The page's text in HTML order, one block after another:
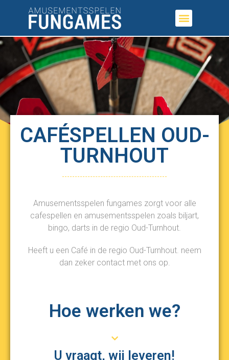
CAFÉSPELLEN OUD-
TURNHOUT
Amusementsspelen fungames zorgt voor alle
cafespellen en amusementsspelen zoals biljart,
bingo, darts in de regio Oud-Turnhout.
Heeft u een Café in de regio Oud-Turnhout. neem
dan zeker contact met ons op.
Hoe werken we?
U vraagt, wij leveren!